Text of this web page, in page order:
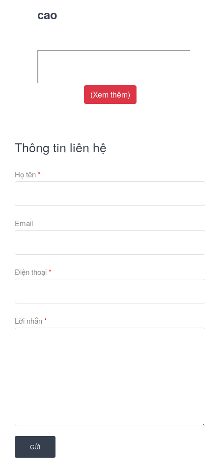
cao
(Xem thêm)
Thông tin liên hệ
Họ tên*
Email
Điện thoại*
Lời nhắn*
GỬI